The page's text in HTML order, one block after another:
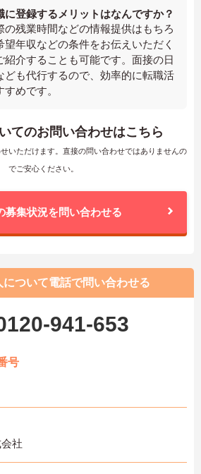
に登録するメリットはなんですか？
の残業時間などの情報提供はもちろ
望年収などの条件をお伝えいただく
紹介することも可能です。面接の日
ども代行するので、効率的に転職活
めです。
てのお問い合わせはこちら
いただけます。直接の問い合わせではありませんの
でご安心ください。
募集状況を問い合わせる
ついて電話で問い合わせる
941-653
号
社